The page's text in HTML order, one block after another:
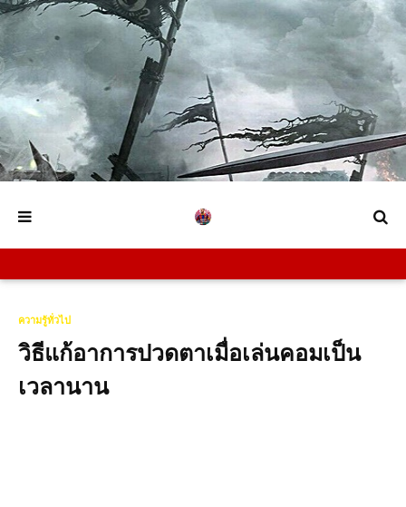
ความรู้ทั่วไป
วิธีแก้อาการปวดตาเมื่อเล่นคอมเป็น
เวลานาน